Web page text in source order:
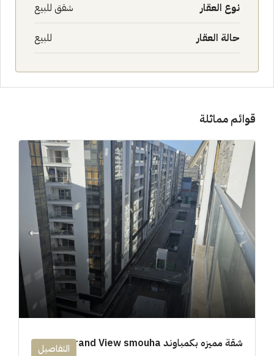
نوع العقار شقق للبيع
حالة العقار للبيع
قوائم مماثلة
شقة مميزه بكمباوند 194m Grand View smouha التفاصيل